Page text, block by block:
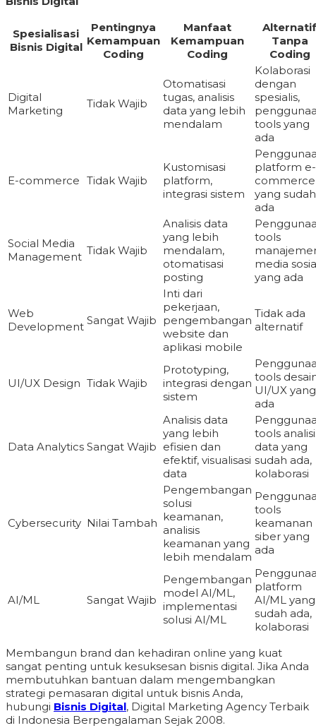
Spesialisasi
Bisnis Digital
Pentingnya
Kemampuan
Coding
Manfaat
Kemampuan
Coding
Alternatif
Tanpa
Coding
Digital
Marketing
Tidak Wajib
Otomatisasi
tugas, analisis
data yang lebih
mendalam
Kolaborasi
dengan
spesialis,
tools yang
ada
E-commerce Tidak Wajib
Kustomisasi
platform,
integrasi sistem
platform e-
commerce
yang sudah
ada
Social Media
Management Tidak Wajib
Analisis data
yang lebih
mendalam,
otomatisasi
posting
tools
media
yang ada
Web
Development Sangat Wajib
Inti dari
pekerjaan,
pengembangan
website dan
aplikasi mobile
Tidak ada
alternatif
UI/UX Design Tidak Wajib
Prototyping,
integrasi dengan
sistem
tools
UI/UX yang
ada
Data Analytics Sangat Wajib
Analisis data
yang lebih
efisien dan
efektif, visualisasi
data
tools
data yang
sudah ada,
kolaborasi
Cybersecurity Nilai Tambah
Pengembangan
solusi
keamanan,
analisis
keamanan yang
lebih mendalam
tools
keamanan
siber yang
ada
AI/ML Sangat Wajib
Pengembangan
model AI/ML,
implementasi
solusi AI/ML
platform
AI/ML yang
sudah ada,
kolaborasi
Membangun brand dan kehadiran online yang kuat
sangat penting untuk kesuksesan bisnis digital. Jika Anda
membutuhkan bantuan dalam mengembangkan
strategi pemasaran digital untuk bisnis Anda,
hubungi Bisnis Digital, Digital Marketing Agency Terbaik
di Indonesia Berpengalaman Sejak 2008.